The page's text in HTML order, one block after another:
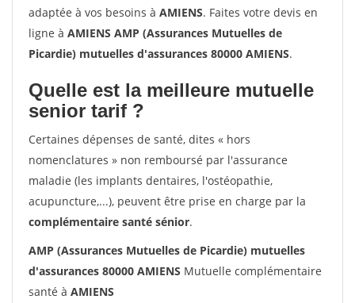
adaptée à vos besoins à AMIENS. Faites votre devis en
ligne à AMIENS AMP (Assurances Mutuelles de
Picardie) mutuelles d'assurances 80000 AMIENS.
Quelle est la meilleure mutuelle
senior tarif ?
Certaines dépenses de santé, dites « hors
nomenclatures » non remboursé par l'assurance
maladie (les implants dentaires, l'ostéopathie,
acupuncture,...), peuvent être prise en charge par la
complémentaire santé sénior.
AMP (Assurances Mutuelles de Picardie) mutuelles
d'assurances 80000 AMIENS Mutuelle complémentaire
santé à AMIENS